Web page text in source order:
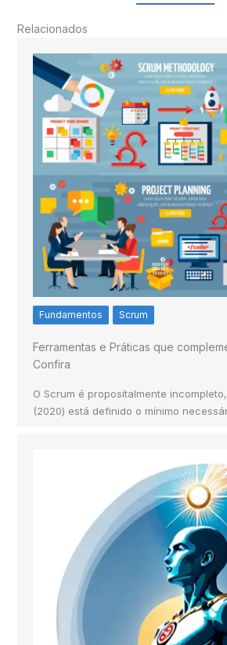
Relacionados
Fundamentos Scrum
Ferramentas e Práticas que
Confira
O Scrum é propositalmente
(2020) está definido o mínimo